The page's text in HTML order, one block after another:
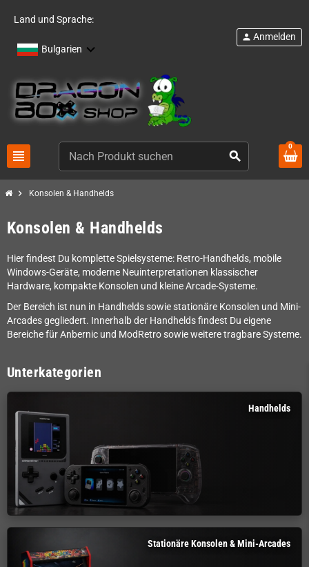
Land und Sprache:
Bulgarien
view_headline search
person Anmelden
0
chevron_right Konsolen & Handhelds
Konsolen & Handhelds
Hier findest Du komplette Spielsysteme: Retro-Handhelds, mobile
Windows-Geräte, moderne Neuinterpretationen klassischer
Hardware, kompakte Konsolen und kleine Arcade-Systeme.
Der Bereich ist nun in Handhelds sowie stationäre Konsolen und Mini-
Arcades gegliedert. Innerhalb der Handhelds findest Du eigene
Bereiche für Anbernic und ModRetro sowie weitere tragbare Systeme.
Unterkategorien
Handhelds
Stationäre Konsolen & Mini-Arcades